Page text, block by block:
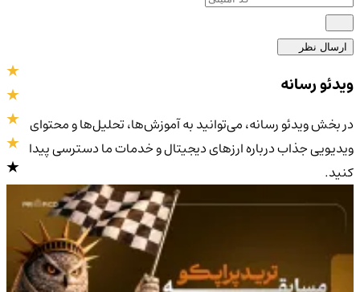
ارسال نظر
4.9/5
ویدئو رسانه
در بخش ویدئو رسانه، می‌توانید به آموزش‌ها، تحلیل‌ها و محتوای
ویدیویی جذاب درباره ارزهای دیجیتال و خدمات ما دسترسی پیدا
کنید.